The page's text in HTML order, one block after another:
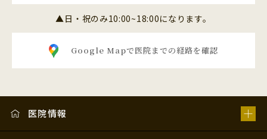
▲日・祝のみ10:00~18:00になります。
Google Mapで医院までの経路を確認
医院情報